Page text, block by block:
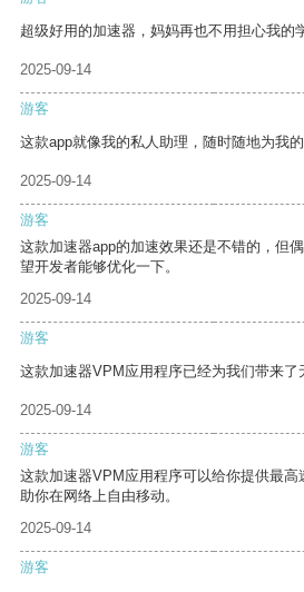
超级好用的加速器，妈妈再也不用担心我的
2025-09-14
游客
这款app就像我的私人助理，随时随地为我的
2025-09-14
游客
这款加速器app的加速效果还是不错的，但
望开发者能够优化一下。
2025-09-14
游客
这款加速器VPM应用程序已经为我们带来了
2025-09-14
游客
这款加速器VPM应用程序可以给你提供最
助你在网络上自由移动。
2025-09-14
游客